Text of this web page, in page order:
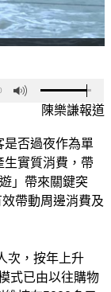
陳樂謙報道
是否過夜作為單
實質消費，帶
」帶來關鍵突
帶動周邊消費及
次，按年上升
式已由以往購物